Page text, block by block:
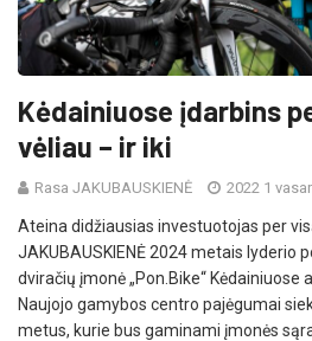
Kėdainiuose įdarbins
vėliau – ir iki
Rasa JAKUBAUSKIENĖ 2022 1
Ateina didžiausias investuotojas per
JAKUBAUSKIENĖ 2024 metais lyderio
dviračių įmonė „Pon.Bike“ Kėdainiuose
Naujojo gamybos centro pajėgumai
metus, kurie bus gaminami įmonės